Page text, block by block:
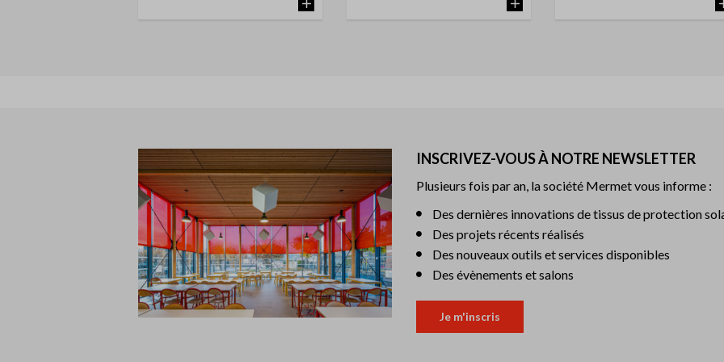
INSCRIVEZ-VOUS À NOTRE NEWSLETTER
Plusieurs fois par an, la société Mermet vous informe :
Des dernières innovations de tissus de protection
Des projets récents réalisés
Des nouveaux outils et services disponibles
Des évènements et salons
Je m'inscris